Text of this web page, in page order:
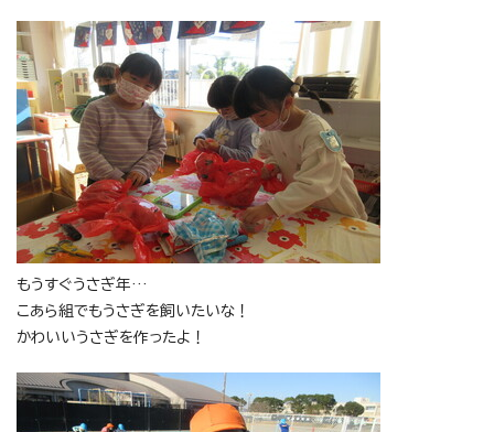
もうすぐうさぎ年…
こあら組でもうさぎを飼いたいな！
かわいいうさぎを作ったよ！